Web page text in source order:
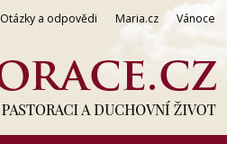
Otázky a odpovědi Maria.cz Vánoce